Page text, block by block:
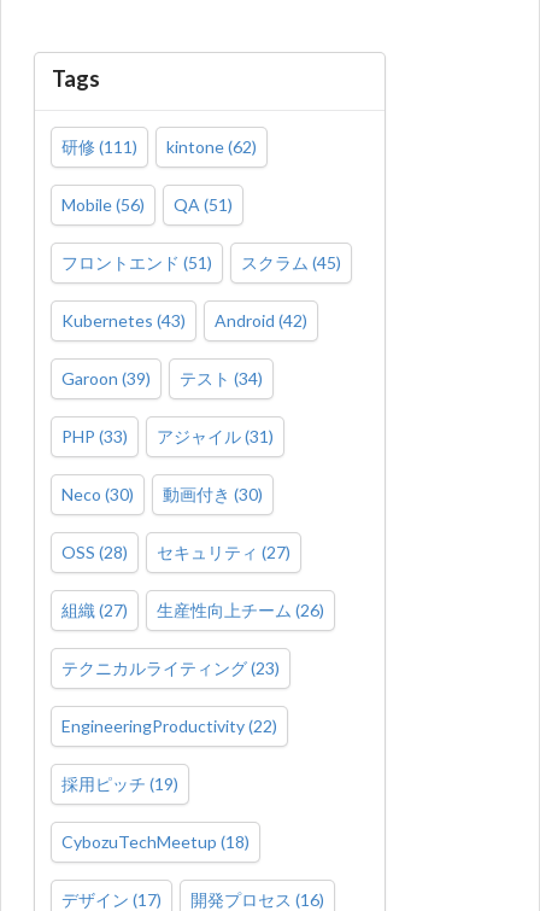
Tags
研修 (111) kintone(62)
Mobile(56) QA (51)
フロントエンド (51) スクラム (45)
Kubernetes (43) Android (42)
Garoon (39) テスト (34)
PHP (33) アジャイル(31)
Neco (30) 動画付き (30)
OSS (28) セキュリティ (27)
組織(27) 生産性向上チーム (26)
テクニカルライティング(23)
EngineeringProductivity(22)
採用ピッチ (19)
CybozuTechMeetup (18)
デザイン (17) 開発プロセス (16)